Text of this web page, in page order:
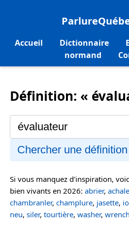
Accueil Dictionnaire
normand
Définition: «
Chercher une définition
Si vous manquez d'inspiration,
bien vivants en 2026: abrier,
chambranler, champlure, jasette,
neu, siler, tourtière, washer, wrench